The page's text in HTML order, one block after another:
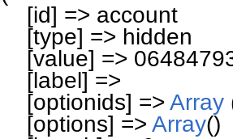
[id] => account
[type] => hidden
[value] =>
[label] =>
[optionids] => Array
[options] => Array()